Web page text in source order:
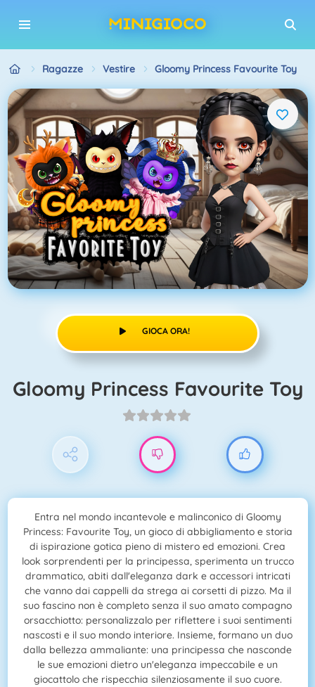
Ragazze Vestire Gloomy Princess Favourite Toy
GIOCA ORA!
Gloomy Princess Favourite Toy
Entra nel mondo incantevole e malinconico di Gloomy
Princess: Favourite Toy, un gioco di abbigliamento e storia
di ispirazione gotica pieno di mistero ed emozioni. Crea
look sorprendenti per la principessa, sperimenta un trucco
drammatico, abiti dall'eleganza dark e accessori intricati
che vanno dai cappelli da strega ai corsetti di pizzo. Ma il
suo fascino non è completo senza il suo amato compagno
orsacchiotto: personalizzalo per riflettere i suoi sentimenti
nascosti e il suo mondo interiore. Insieme, formano un duo
dalla bellezza ammaliante: una principessa che nasconde
le sue emozioni dietro un'eleganza impeccabile e un
giocattolo che rispecchia silenziosamente il suo cuore.